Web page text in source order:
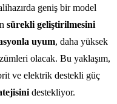
geniş bir model
sürekli geliştirilmesini
uyum, daha yüksek
olacak. Bu yaklaşım,
ve elektrik destekli güç
destekliyor.